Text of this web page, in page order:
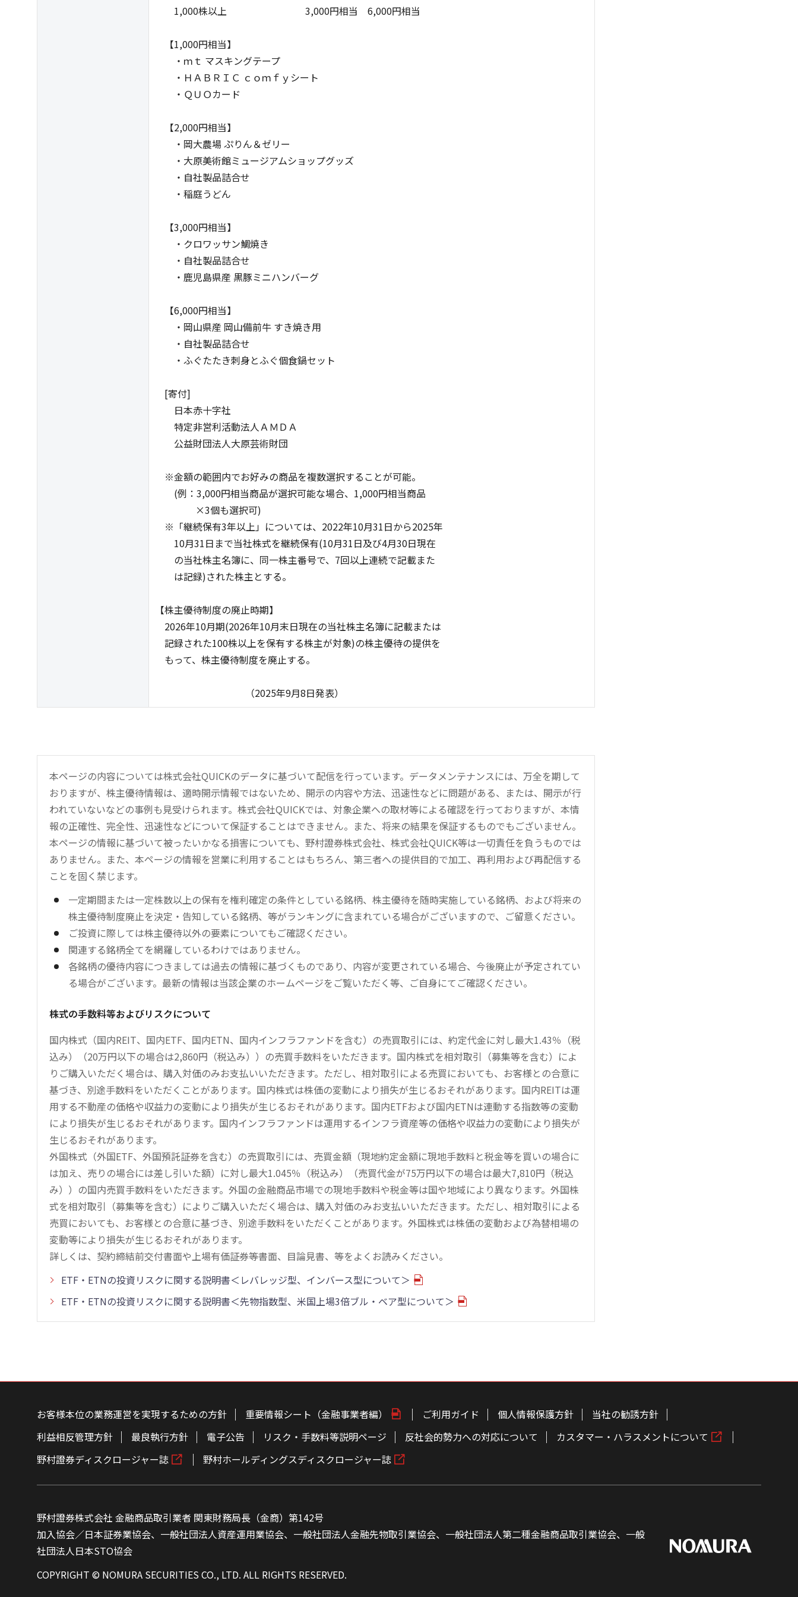
1,000株以上 3,000円相当 6,000円相当
【1,000円相当】
・ｍｔ マスキングテープ
・ＨＡＢＲＩＣ ｃｏｍｆｙシート
・ＱＵＯカード
【2,000円相当】
・岡大農場 ぷりん＆ゼリー
・大原美術館ミュージアムショップグッズ
・自社製品詰合せ
・稲庭うどん
【3,000円相当】
・クロワッサン鯛焼き
・自社製品詰合せ
・鹿児島県産 黒豚ミニハンバーグ
【6,000円相当】
・岡山県産 岡山備前牛 すき焼き用
・自社製品詰合せ
・ふぐたたき刺身とふぐ個食鍋セット
[寄付]
日本赤十字社
特定非営利活動法人ＡＭＤＡ
公益財団法人大原芸術財団
※金額の範囲内でお好みの商品を複数選択することが可能。
(例：3,000円相当商品が選択可能な場合、1,000円相当商品
×3個も選択可)
※「継続保有3年以上」については、2022年10月31日から2025年
10月31日まで当社株式を継続保有(10月31日及び4月30日現在
の当社株主名簿に、同一株主番号で、7回以上連続で記載また
は記録)された株主とする。
【株主優待制度の廃止時期】
2026年10月期(2026年10月末日現在の当社株主名簿に記載または
記録された100株以上を保有する株主が対象)の株主優待の提供を
もって、株主優待制度を廃止する。
（2025年9月8日発表）
本ページの内容については株式会社QUICKのデータに基づいて配信を行っています。データメンテナンスには、万全を期して
おりますが、株主優待情報は、適時開示情報ではないため、開示の内容や方法、迅速性などに問題がある、または、開示が行
われていないなどの事例も見受けられます。株式会社QUICKでは、対象企業への取材等による確認を行っておりますが、本情
報の正確性、完全性、迅速性などについて保証することはできません。また、将来の結果を保証するものでもございません。
本ページの情報に基づいて被ったいかなる損害についても、野村證券株式会社、株式会社QUICK等は一切責任を負うものでは
ありません。また、本ページの情報を営業に利用することはもちろん、第三者への提供目的で加工、再利用および再配信する
ことを固く禁じます。
一定期間または一定株数以上の保有を権利確定の条件としている銘柄、株主優待を随時実施している銘柄、および将来の
株主優待制度廃止を決定・告知している銘柄、等がランキングに含まれている場合がございますので、ご留意ください。
ご投資に際しては株主優待以外の要素についてもご確認ください。
関連する銘柄全てを網羅しているわけではありません。
各銘柄の優待内容につきましては過去の情報に基づくものであり、内容が変更されている場合、今後廃止が予定されてい
る場合がございます。最新の情報は当該企業のホームページをご覧いただく等、ご自身にてご確認ください。
株式の手数料等およびリスクについて
国内株式（国内REIT、国内ETF、国内ETN、国内インフラファンドを含む）の売買取引には、約定代金に対し最大1.43％（税
込み）（20万円以下の場合は2,860円（税込み））の売買手数料をいただきます。国内株式を相対取引（募集等を含む）によ
りご購入いただく場合は、購入対価のみお支払いいただきます。ただし、相対取引による売買においても、お客様との合意に
基づき、別途手数料をいただくことがあります。国内株式は株価の変動により損失が生じるおそれがあります。国内REITは運
用する不動産の価格や収益力の変動により損失が生じるおそれがあります。国内ETFおよび国内ETNは連動する指数等の変動
により損失が生じるおそれがあります。国内インフラファンドは運用するインフラ資産等の価格や収益力の変動により損失が
生じるおそれがあります。
外国株式（外国ETF、外国預託証券を含む）の売買取引には、売買金額（現地約定金額に現地手数料と税金等を買いの場合に
は加え、売りの場合には差し引いた額）に対し最大1.045％（税込み）（売買代金が75万円以下の場合は最大7,810円（税込
み））の国内売買手数料をいただきます。外国の金融商品市場での現地手数料や税金等は国や地域により異なります。外国株
式を相対取引（募集等を含む）によりご購入いただく場合は、購入対価のみお支払いいただきます。ただし、相対取引による
売買においても、お客様との合意に基づき、別途手数料をいただくことがあります。外国株式は株価の変動および為替相場の
変動等により損失が生じるおそれがあります。
詳しくは、契約締結前交付書面や上場有価証券等書面、目論見書、等をよくお読みください。
ETF・ETNの投資リスクに関する説明書＜レバレッジ型、インバース型について＞
ETF・ETNの投資リスクに関する説明書＜先物指数型、米国上場3倍ブル・ベア型について＞
こ
お客様本位の業務運営を実現するための方針 重要情報シート（金融事業者編） ご利用ガイド 個人情報保護方針
当社の勧誘方針
利益相反管理方針
最良執行方針 電子公告 リスク・手数料等説明ページ 反社会的勢力への対応について
カスタマー・ハラスメントについて
野村證券ディスクロージャー誌
野村ホールディングスディスクロージャー誌
野村證券株式会社 金融商品取引業者 関東財務局長（金商）第142号
加入協会／日本証券業協会、一般社団法人資産運用業協会、一般社団法人金融先物取引業協会、一般社団法人第二種金融商品取引業協会、一般
社団法人日本STO協会
COPYRIGHT © NOMURA SECURITIES CO., LTD. ALL RIGHTS RESERVED.